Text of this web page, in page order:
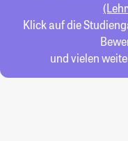
Klick auf die
und vielen